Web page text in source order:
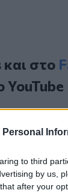
Personal
to third
by us,
after your
και στο
YouTube